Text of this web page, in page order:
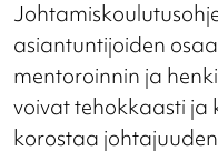
asiantuntijoiden
mentoroinnin ja
voivat tehokkaasti ja
korostaa